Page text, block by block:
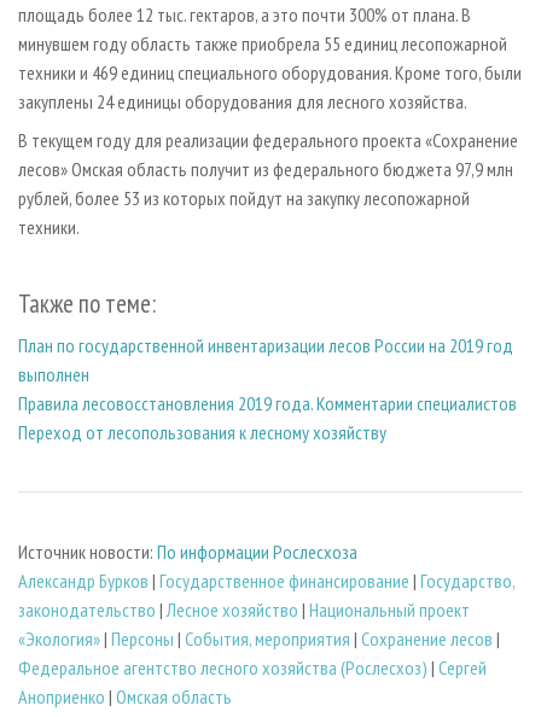
площадь более 12 тыс. гектаров, а это почти 300% от плана. В
минувшем году область также приобрела 55 единиц лесопожарной
техники и 469 единиц специального оборудования. Кроме того, были
закуплены 24 единицы оборудования для лесного хозяйства.
В текущем году для реализации федерального проекта «Сохранение
лесов» Омская область получит из федерального бюджета 97,9 млн
рублей, более 53 из которых пойдут на закупку лесопожарной
техники.
Также по теме:
План по государственной инвентаризации лесов России на 2019 год
выполнен
Правила лесовосстановления 2019 года. Комментарии специалистов
Переход от лесопользования к лесному хозяйству
Источник новости: По информации Рослесхоза
Александр Бурков | Государственное финансирование | Государство,
законодательство | Лесное хозяйство | Национальный проект
«Экология»| Персоны | События, мероприятия | Сохранение лесов |
Федеральное агентство лесного хозяйства (Рослесхоз) | Сергей
Аноприенко | Омская область